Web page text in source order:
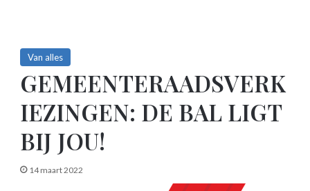
Van alles
GEMEENTERAADSVERK
IEZINGEN: DE BAL LIGT
BIJ JOU!
14 maart 2022